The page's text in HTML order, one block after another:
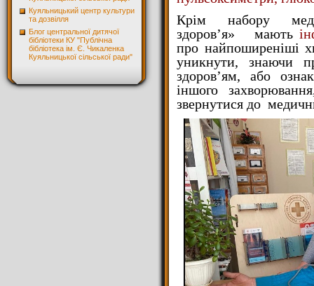
Куяльницький центр культури
та дозвілля
Блог центральної дитячої
бібліотеки КУ "Публічна
бібліотека ім. Є. Чикаленка
Куяльницької сільської ради"
Крім набору
здоров’я» мають
про найпоширеніші
уникнути, знаючи
здоров’ям, або
іншого
звернутися до